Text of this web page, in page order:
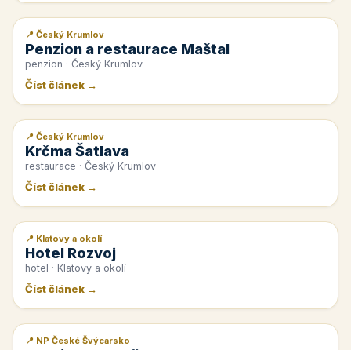
📰 PR článek
📍 Český Krumlov
Penzion a restaurace Maštal
penzion · Český Krumlov
Číst článek →
📰 PR článek
📍 Český Krumlov
Krčma Šatlava
restaurace · Český Krumlov
Číst článek →
📰 PR článek
📍 Klatovy a okolí
Hotel Rozvoj
hotel · Klatovy a okolí
Číst článek →
📰 PR článek
📍 NP České Švýcarsko